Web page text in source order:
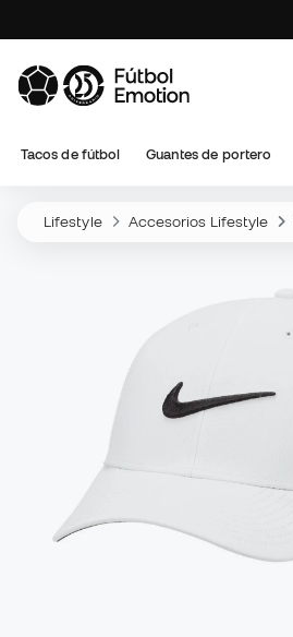
Tacos de fútbol Guantes de portero
Lifestyle Accesorios Lifestyle